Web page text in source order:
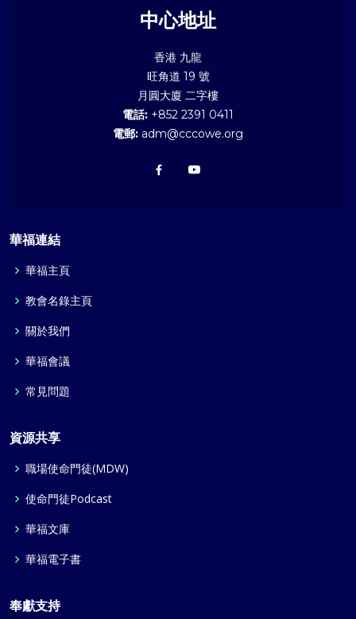
中心地址
香港 九龍
旺角道 19 號
月圓大廈 二字樓
電話: +852 2391 0411
電郵: adm@cccowe.org
華福連結
華福主頁
教會名錄主頁
關於我們
華福會議
常見問題
資源共享
職場使命門徒(MDW)
使命門徒Podcast
華福文庫
華福電子書
奉獻支持